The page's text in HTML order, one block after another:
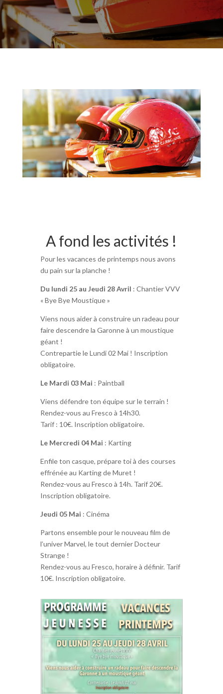
A fond les activités !
Pour les vacances de printemps nous avons
du pain sur la planche !
Du lundi 25 au Jeudi 28 Avril : Chantier VVV
« Bye Bye Moustique »
Viens nous aider à construire un radeau pour
faire descendre la Garonne à un moustique
géant !
Contrepartie le Lundi 02 Mai ! Inscription
obligatoire.
Le Mardi 03 Mai : Paintball
Viens défendre ton équipe sur le terrain !
Rendez-vous au Fresco à 14h30.
Tarif : 10€. Inscription obligatoire.
Le Mercredi 04 Mai : Karting
Enfile ton casque, prépare toi à des courses
effrénéeau Karting de Muret !
Rendez-vous au Fresco à 14h. Tarif 20€.
Inscription obligatoire.
Jeudi 05 Mai : Cinéma
Partons ensemble pour le nouveau film de
l’univer Marvel, le tout dernier Docteur
Strange !
Rendez-vous au Fresco, horaire à définir. Tarif
10€. Inscription obligatoire.